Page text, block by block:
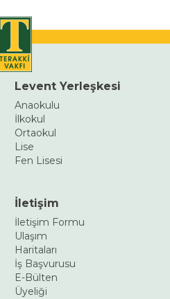
Levent Yerleşkesi
Anaokulu
İlkokul
Ortaokul
Lise
Fen Lisesi
İletişim
İletişim Formu
Ulaşım
Haritaları
İş Başvurusu
E-Bülten
Üyeliği